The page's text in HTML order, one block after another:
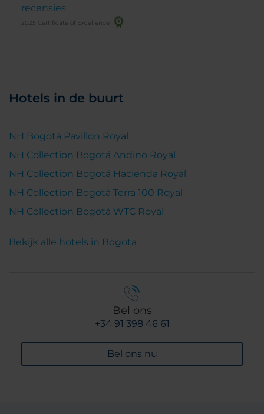
recensies
2025 Certificate of Excellence
Hotels in de buurt
NH Bogotá Pavillon Royal
NH Collection Bogotá Andino Royal
NH Collection Bogotá Hacienda Royal
NH Collection Bogotá Terra 100 Royal
NH Collection Bogotá WTC Royal
Bekijk alle hotels in Bogota
Bel ons
+34 91 398 46 61
Bel ons nu